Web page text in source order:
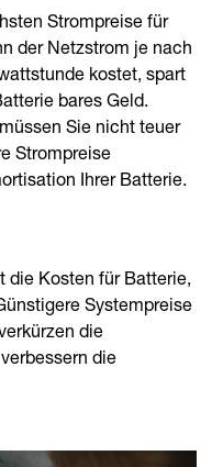
Strompreise für
der Netzstrom je nach
kostet, spart
bares Geld.
Sie nicht teuer
Strompreise
Ihrer Batterie.
die Kosten für Batterie,
Systempreise
die
die